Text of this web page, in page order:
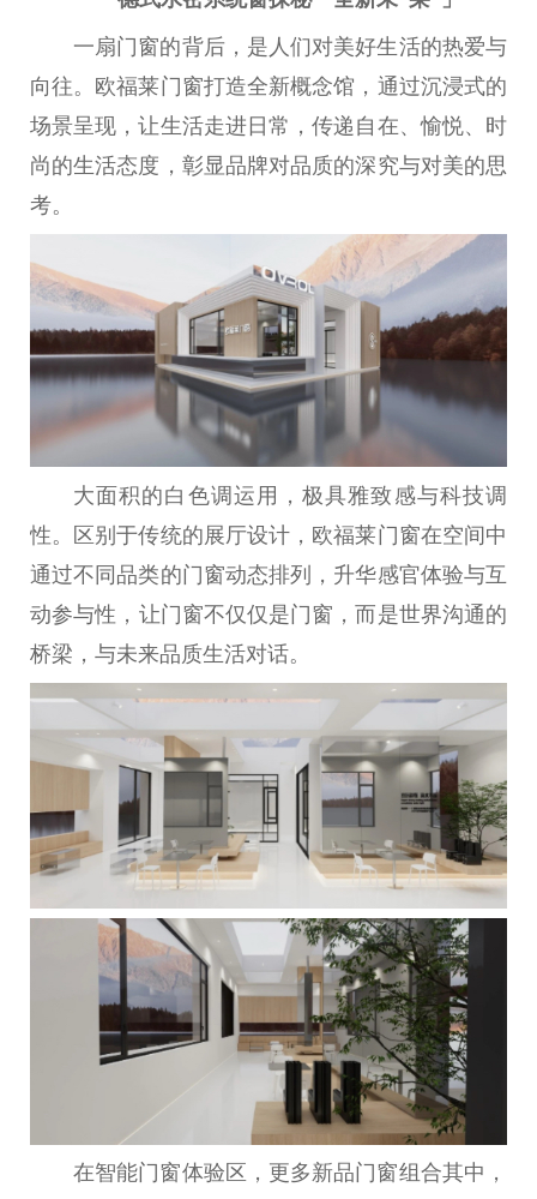
一扇门窗的背后，是人们对美好生活的热爱与
向往。欧福莱门窗打造全新概念馆，通过沉浸式的
场景呈现，让生活走进日常，传递自在、愉悦、时
尚的生活态度，彰显品牌对品质的深究与对美的思
考。
大面积的白色调运用，极具雅致感与科技调
性。区别于传统的展厅设计，欧福莱门窗在空间中
通过不同品类的门窗动态排列，升华感官体验与互
动参与性 ，让门窗不仅仅是门窗，而是世界沟通的
桥梁，与未来品质生活对话。
在智能门窗体验区，更多新品门窗组合其中，